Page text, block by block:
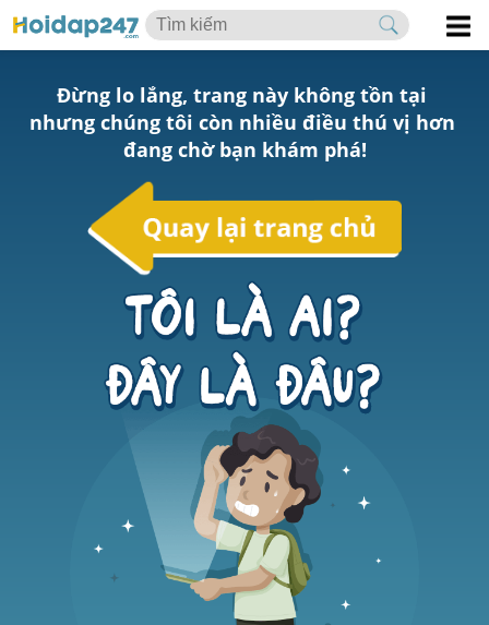
Đừng lo lắng, trang này không tồn tại
nhưng chúng tôi còn nhiều điều thú vị hơn
đang chờ bạn khám phá!